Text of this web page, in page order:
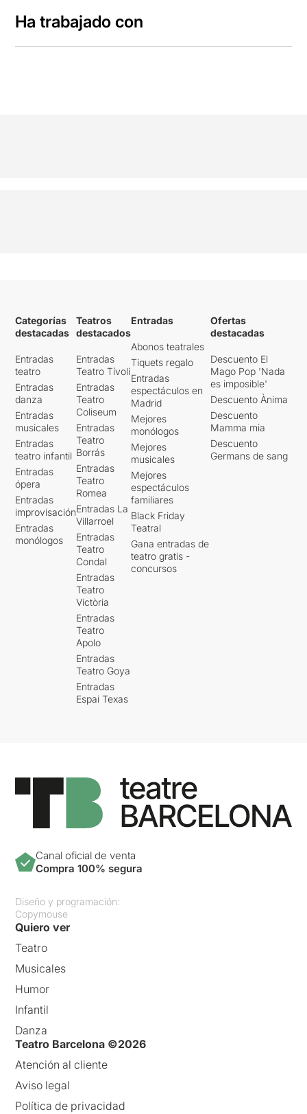
Ha trabajado con
Categorías
destacadas
Entradas
teatro
Entradas
danza
Entradas
musicales
Entradas
teatro infantil
Entradas
ópera
Entradas
improvisación
Entradas
monólogos
Teatros
destacados
Entradas
Teatro Tívoli
Entradas
Teatro
Coliseum
Entradas
Teatro
Borrás
Entradas
Teatro
Romea
Entradas La
Villarroel
Entradas
Teatro
Condal
Entradas
Teatro
Victòria
Entradas
Teatro
Apolo
Entradas
Teatro Goya
Entradas
Espai Texas
Entradas
Abonos teatrales
Tiquets regalo
Entradas
espectáculos en
Madrid
Mejores
monólogos
Mejores
musicales
Mejores
espectáculos
familiares
Black Friday
Teatral
Gana entradas de
teatro gratis -
concursos
Ofertas
destacadas
Descuento El
Mago Pop 'Nada
es imposible'
Descuento Ànima
Descuento
Mamma mia
Descuento
Germans de sang
Canal oficial de venta
Compra 100% segura
Diseño y programación:
Copymouse
Quiero ver
Teatro
Musicales
Humor
Infantil
Danza
Teatro Barcelona ©2026
Atención al cliente
Aviso legal
Política de privacidad